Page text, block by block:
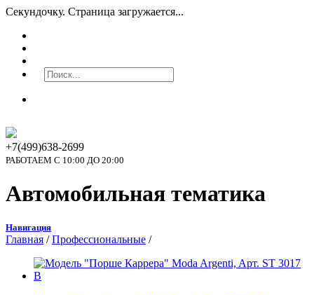
Секундочку. Страница загружается...
+7(499)638-2699
РАБОТАЕМ С 10:00 ДО 20:00
Автомобильная тематика
Навигация
Главная /Профессиональные /